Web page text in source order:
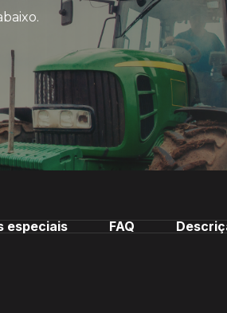
especiais FAQ